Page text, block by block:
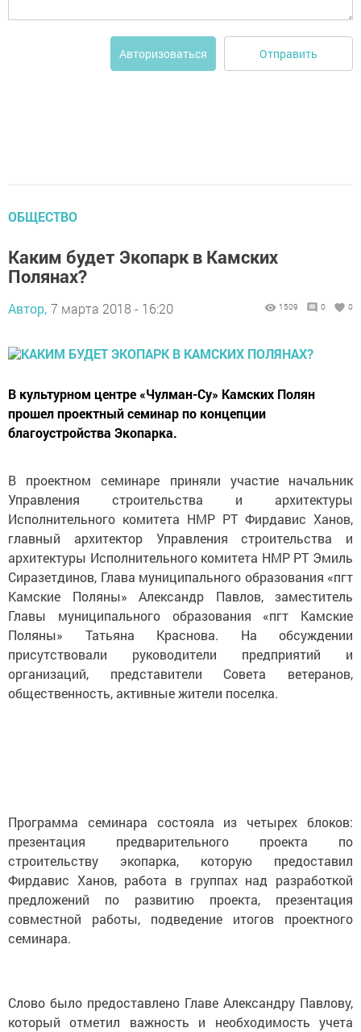
Авторизоваться Отправить
ОБЩЕСТВО
Каким будет Экопарк в Камских
Полянах?
Автор, 7 марта 2018 - 16:20 1509 0 0
В культурном центре «Чулман-Су» Камских Полян
прошел проектный семинар по концепции
благоустройства Экопарка.
В проектном семинаре приняли участие начальник
Управления строительства и архитектуры
Исполнительного комитета НМР РТ Фирдавис Ханов,
главный архитектор Управления строительства и
архитектуры Исполнительного комитета НМР РТ Эмиль
Сиразетдинов, Глава муниципального образования «пгт
Камские Поляны» Александр Павлов, заместитель
Главы муниципального образования «пгт Камские
Поляны» Татьяна Краснова. На обсуждении
присутствовали руководители предприятий и
организаций, представители Совета ветеранов,
общественность, активные жители поселка.
Программа семинара состояла из четырех блоков:
презентация предварительного проекта по
строительству экопарка, которую предоставил
Фирдавис Ханов, работа в группах над разработкой
предложений по развитию проекта, презентация
совместной работы, подведение итогов проектного
семинара.
Слово было предоставлено Главе Александру Павлову,
который отметил важность и необходимость учета